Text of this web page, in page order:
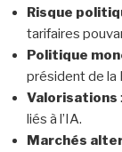
Risque
tarifaires
Politique
président de la
Valorisations
liés à l’IA.
Marchés